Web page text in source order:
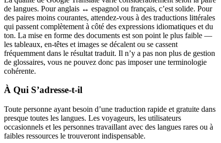
de langues. Pour anglais ↔ espagnol ou français, c’est solide. Pour
des paires moins courantes, attendez-vous à des traductions littérales
qui passent complètement à côté des expressions idiomatiques et du
ton. La mise en forme des documents est son point le plus faible —
les tableaux, en-têtes et images se décalent ou se cassent
fréquemment dans le résultat traduit. Il n’y a pas non plus de gestion
de glossaires, vous ne pouvez donc pas imposer une terminologie
cohérente.
À Qui S’adresse-t-il
Toute personne ayant besoin d’une traduction rapide et gratuite dans
presque toutes les langues. Les voyageurs, les utilisateurs
occasionnels et les personnes travaillant avec des langues rares ou à
faibles ressources le trouveront indispensable.